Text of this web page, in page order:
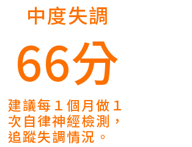
中度失調
66分
建議每１個月做１
次自律神經檢測，
追蹤失調情況。